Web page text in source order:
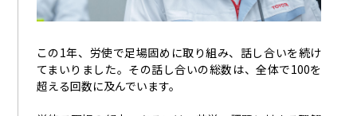
この1年、労使で足場固めに取り組み、話し合いを続け
てまいりました。その話し合いの総数は、全体で100を
超える回数に及んでいます。